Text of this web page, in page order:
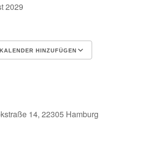
2029
HINZUFÜGEN
14, 22305 Hamburg